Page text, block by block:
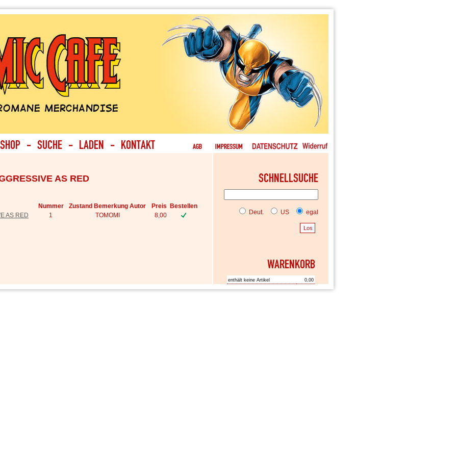
AS RED
Nummer Zustand Bemerkung Autor Preis
Bestellen
AS RED
1 TOMOMI 8,00 Deut. US egal
enthält keine Artikel 0,00